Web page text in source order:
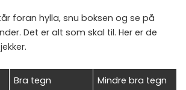
foran hylla, snu boksen og se på
Det er alt som skal til. Her er de
Bra tegn Mindre bra tegn